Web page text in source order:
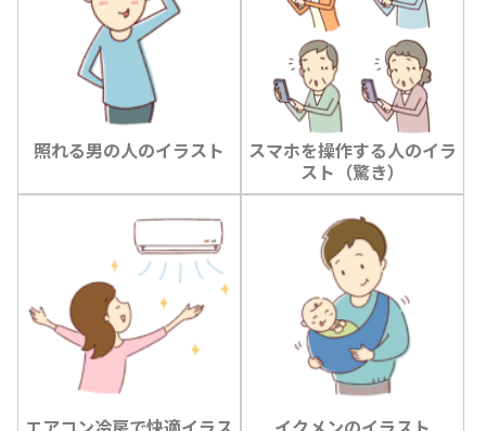
照れる男の人のイラスト
スマホを操作する人のイラ
スト（驚き）